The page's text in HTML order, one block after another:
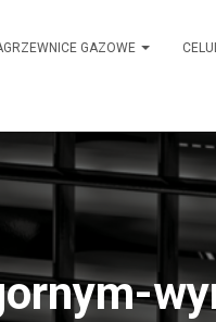
GAZOWE